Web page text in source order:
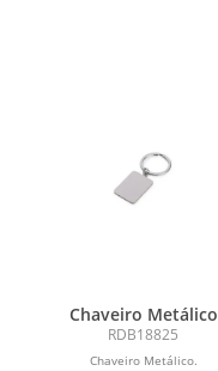
Chaveiro Metálico
RDB18825
Chaveiro Metálico.